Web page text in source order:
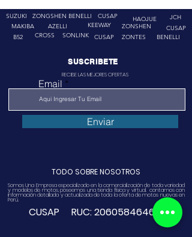
SUZUKI
ZONGSHEN
MAKIBA
AZELLI
BENELLI
CUSAP
KEEWAY
B52
CROSS SONLINK CUSAP
HAOJUE
JCH
ZONSHEN
ZONTES
CUSAP
BENELLI
SUSCRIBETE
RECIBE LAS MEJORES OFERTAS
Email
Enviar
TODO SOBRE NOSOTROS
Somos Una Empresa especializado en la comercialización de toda variedad
y modelos de motos, poseemos una tienda física y virtual. contamos con
información detallada y actualizada de toda la oferta de motos nuevas en
Perú.
CUSAP RUC:20605846468